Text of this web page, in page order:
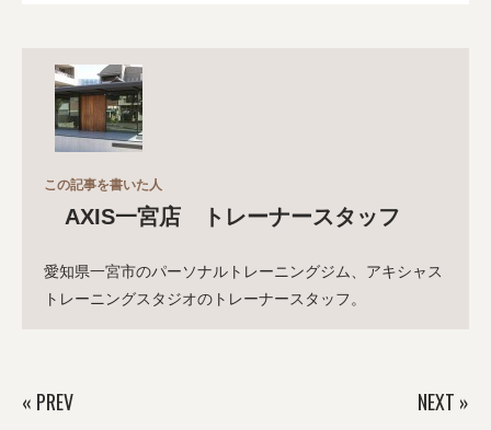
この記事を書いた人
AXIS一宮店 トレーナースタッフ
愛知県一宮市のパーソナルトレーニングジム、アキシャス
トレーニングスタジオのトレーナースタッフ。
« PREV NEXT »